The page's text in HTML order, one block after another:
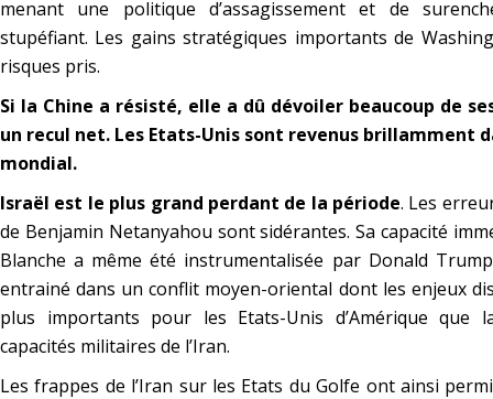
menant une politique d’assagissement et de
stupéfiant. Les gains stratégiques importants de
risques pris.
Si la Chine a résisté, elle a dû dévoiler beaucoup de
un recul net. Les Etats-Unis sont revenus brillamment
mondial.
Israël est le plus grand perdant de la période. Les
de Benjamin Netanyahou sont sidérantes. Sa capacité
Blanche a même été instrumentalisée par Donald
entrainé dans un conflit moyen-oriental dont les enjeux
plus importants pour les Etats-Unis d’Amérique que
capacités militaires de l’Iran.
Les frappes de l’Iran sur les Etats du Golfe ont ainsi